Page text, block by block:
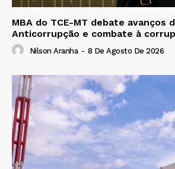
MBA do TCE-MT debate avanços
Anticorrupção e combate à
Nilson Aranha - 8 De Agosto De 2026